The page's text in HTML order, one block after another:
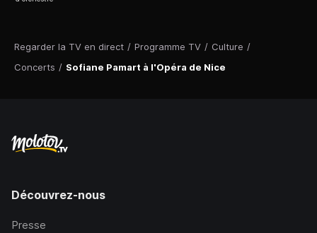
Regarder la TV en direct / Programme TV / Culture /
Concerts / Sofiane Pamart à l'Opéra de Nice
Découvrez-nous
Presse